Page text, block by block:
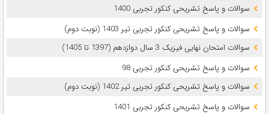
سوالات و پاسخ تشریحی کنکور تجربی 1400
سوالات و پاسخ تشریحی کنکور تجربی تیر 1403 (نوبت دوم)
سوالات امتحان نهایی فیزیک 3 سال دوازدهم (1397 تا 1405)
سوالات و پاسخ تشریحی کنکور تجربی 98
سوالات و پاسخ تشریحی کنکور تجربی تیر 1402 (نوبت دوم)
سوالات و پاسخ تشریحی کنکور تجربی 1401